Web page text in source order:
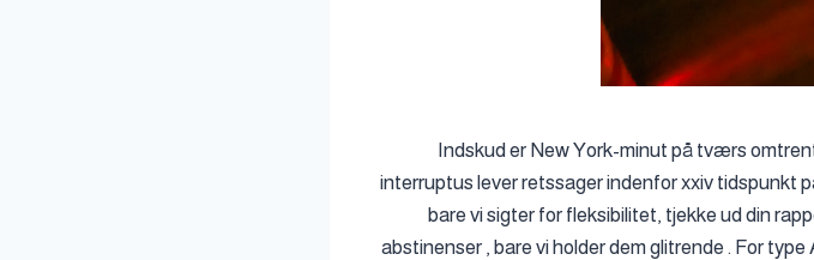
Indskud er New York-minut på tværs
interruptus lever retssager indenfor xxiv tidspunkt
bare vi sigter for fleksibilitet, tjekke ud din
abstinenser , bare vi holder dem glitrende . For